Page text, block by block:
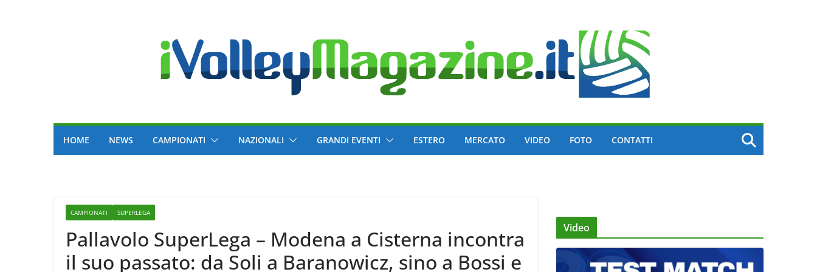
HOME NEWS CAMPIONATI NAZIONALI GRANDI EVENTI ESTERO MERCATO VIDEO FOTO CONTATTI
CAMPIONATI SUPERLEGA
Pallavolo SuperLega – Modena a Cisterna incontra
il suo passato: da Soli a Baranowicz, sino a Bossi e
Video